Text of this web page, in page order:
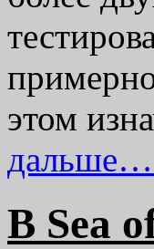
этом
В Sea